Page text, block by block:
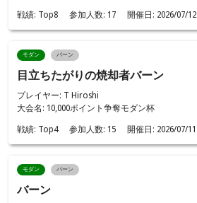
戦績: Top8 参加人数: 17 開催日: 2026/07/12
モダン バーン
目立ちたがりの焼却者バーン
プレイヤー: T Hiroshi
大会名: 10,000ポイント争奪モダン杯
戦績: Top4 参加人数: 15 開催日: 2026/07/11
モダン バーン
バーン